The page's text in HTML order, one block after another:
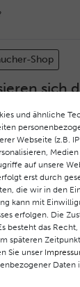
Shop
sich
und ein
COSMETIC
und
haben wir
Weise
eine
und ein
und ähnliche
Webseite (z.B.
auf unsere
erst durch
die wir in den
kann mit
erfolgen. Die
besteht das
späteren
Sie unser
Daten